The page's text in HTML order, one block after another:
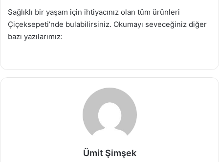
Sağlıklı bir yaşam için ihtiyacınız olan tüm ürünleri
Çiçeksepeti’nde bulabilirsiniz. Okumayı seveceğiniz diğer
bazı yazılarımız:
Ümit Şimşek